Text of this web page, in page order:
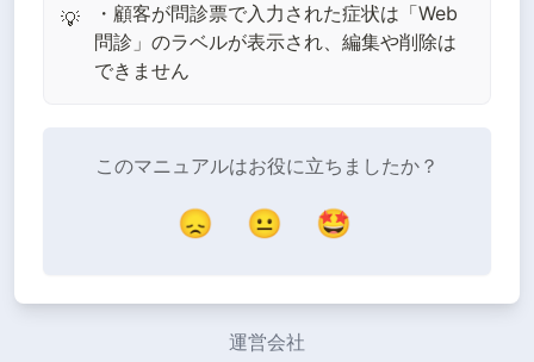
💡
・顧客が問診票で入力された症状は「Web
問診」のラベルが表示され、編集や削除は
できません
このマニュアルはお役に立ちましたか？
😞 😐 🤩
運営会社